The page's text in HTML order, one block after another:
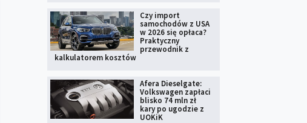
Czy import
samochodów z USA
w 2026 się opłaca?
Praktyczny
przewodnik z
kalkulatorem kosztów
Afera Dieselgate:
Volkswagen zapłaci
blisko 74 mln zł
kary po ugodzie z
UOKiK